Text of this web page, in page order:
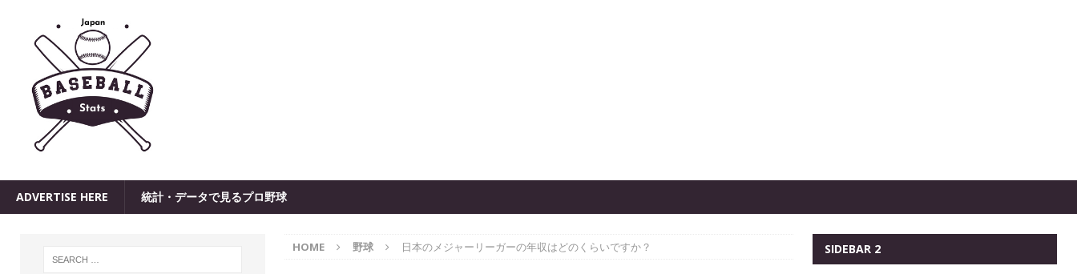
ADVERTISE HERE 統計・データで見るプロ野球
HOME 野球 日本のメジャーリーガーの年収はどのくらいですか？ SIDEBAR 2